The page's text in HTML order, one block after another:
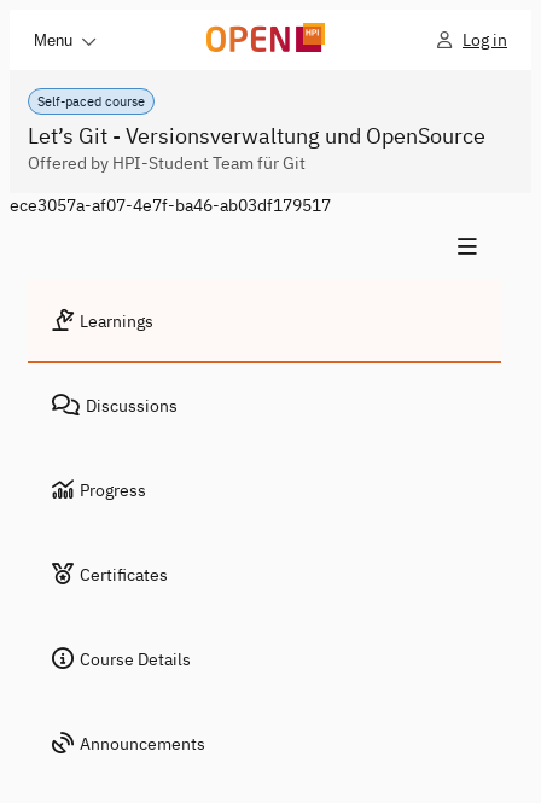
Menu Log in
Self-paced course
Let’s Git - Versionsverwaltung und OpenSource
Offered by HPI-Student Team für Git
ece3057a-af07-4e7f-ba46-ab03df179517
Learnings
Discussions
Progress
Certificates
Course Details
Announcements